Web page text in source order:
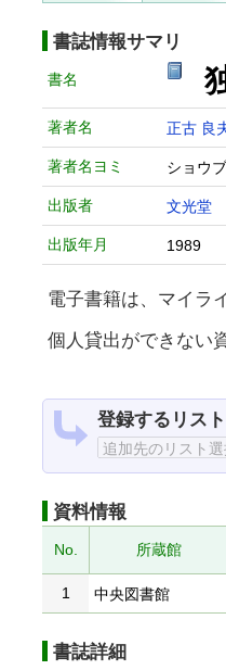
書誌情報サマリ
書名
著者名 正古 良
著者名ヨミ ショウ
出版者 文光堂
出版年月 1989
電子書籍は、マイラ
個人貸出ができない
登録するリスト
資料情報
No. 所蔵館
1
中央図書館
書誌詳細